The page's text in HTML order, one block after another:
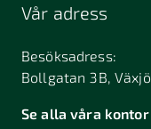
Vår adress
Besöksadress:
Bollgatan 3B, Växjö
Se alla våra kontor